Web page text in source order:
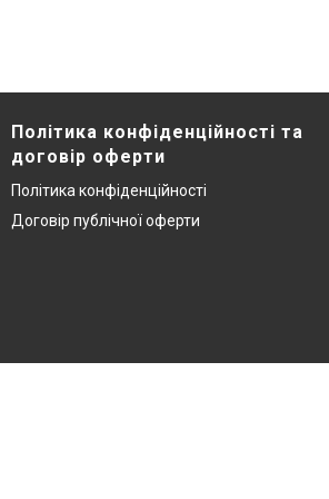
Політика конфіденційності та
договір оферти
Політика конфіденційності
Договір публічної оферти